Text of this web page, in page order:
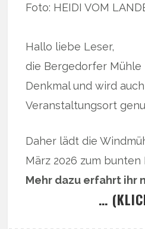
Foto: HEIDI VOM
Hallo liebe Leser,
die Bergedorfer
Denkmal und wird
Veranstaltungsort
Daher lädt die
März 2026 zum
Mehr dazu erfahrt ihr
…